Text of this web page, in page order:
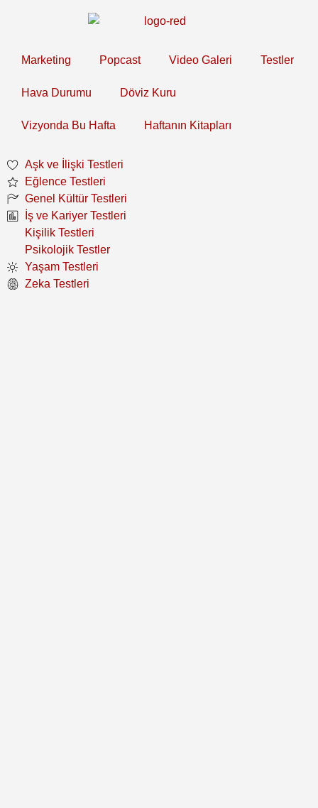
Marketing Popcast Video Galeri Testler
Hava Durumu Döviz Kuru
Vizyonda Bu Hafta Haftanın Kitapları
Aşk ve İlişki Testleri
Eğlence Testleri
Genel Kültür Testleri
İş ve Kariyer Testleri
Kişilik Testleri
Psikolojik Testler
Yaşam Testleri
Zeka Testleri